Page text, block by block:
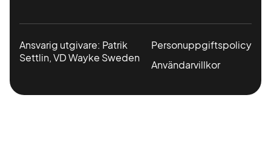
Ansvarig utgivare: Patrik
Settlin, VD Wayke Sweden
Personuppgiftspolicy
Användarvillkor